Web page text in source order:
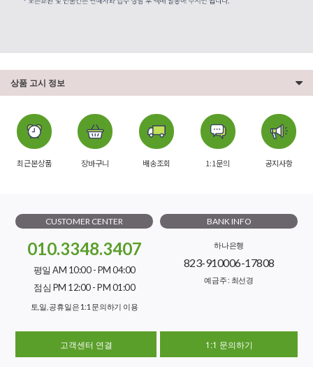
상품 고시 정보
최근본상품 장바구니 배송조회 1:1문의 공지사항
CUSTOMER CENTER
010.3348.3407
평일 AM 10:00 - PM 04:00
점심 PM 12:00 - PM 01:00
토,일, 공휴일은 1:1 문의하기 이용
BANK INFO
하나은행
823-910006-17808
예금주 : 최선경
고객센터 연결 1:1 문의하기